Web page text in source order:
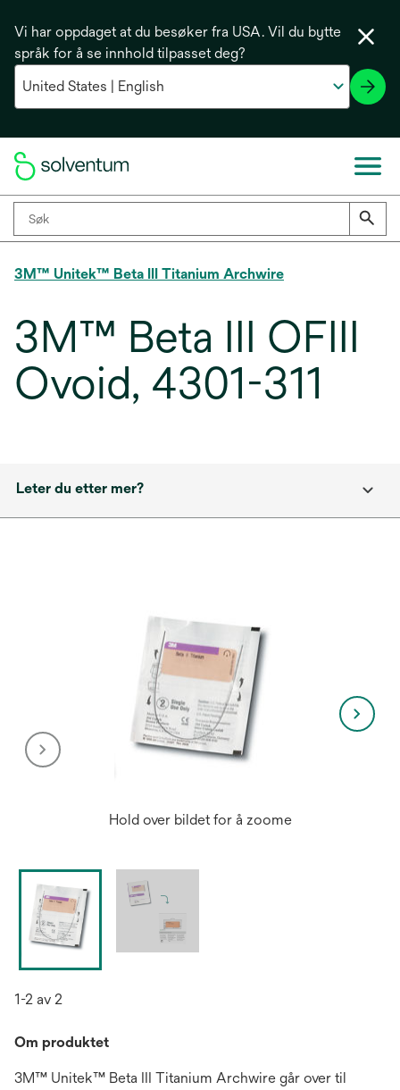
Vi har oppdaget at du besøker fra USA. Vil du bytte
språk for å se innhold tilpasset deg?
3M™ Unitek™ Beta III Titanium Archwire
3M™ Beta III OFIII
Ovoid, 4301-311
Leter du etter mer?
Hold over bildet for å zoome
1-2 av 2
Om produktet
3M™ Unitek™ Beta III Titanium Archwire går over til